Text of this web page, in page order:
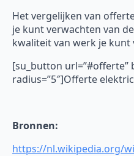
Het vergelijken van
je kunt verwachten van
kwaliteit van werk je kunt
[su_button url=”#offerte”
radius=”5″]Offerte
Bronnen:
https://nl.wikipedia.org/